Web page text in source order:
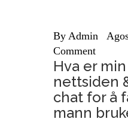
By Admin
Comment
Hva er
nettsiden
chat for å
mann